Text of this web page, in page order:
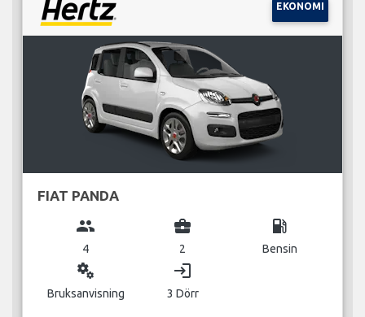
EKONOMI
FIAT PANDA
group
4
business_center
2
local_gas_station
Bensin
miscellaneous_services
Bruksanvisning
login
3 Dörr